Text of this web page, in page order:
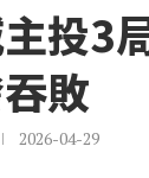
投3
敗
2026-04-29